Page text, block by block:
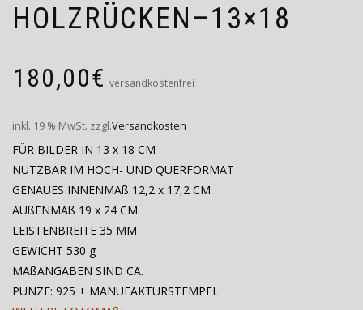
HOLZRÜCKEN–13×18
180,00€ versandkostenfrei
inkl. 19 % MwSt. zzgl.Versandkosten
FÜR BILDER IN 13 x 18 CM
NUTZBAR IM HOCH- UND QUERFORMAT
GENAUES INNENMAß 12,2 x 17,2 CM
AUßENMAß 19 x 24 CM
LEISTENBREITE 35 MM
GEWICHT 530 g
MAßANGABEN SIND CA.
PUNZE: 925 + MANUFAKTURSTEMPEL